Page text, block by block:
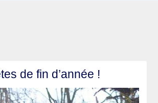
de fin d’année !